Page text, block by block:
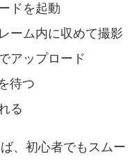
ドを起動
ーム内に収めて撮影
アップロード
待つ
る
、初心者でもスムー